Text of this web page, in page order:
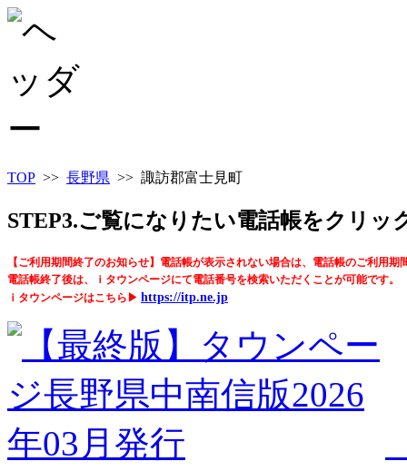
TOP >> 長野県 >> 諏訪郡富士見町
STEP3.ご覧になりたい電話帳をクリッ
【ご利用期間終了のお知らせ】電話帳が表示されない場合は、電話帳のご利用期
電話帳終了後は、ｉタウンページにて電話番号を検索いただくことが可能です。
ｉタウンページはこちら▶ https://itp.ne.jp